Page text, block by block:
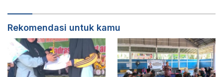
Rekomendasi untuk kamu